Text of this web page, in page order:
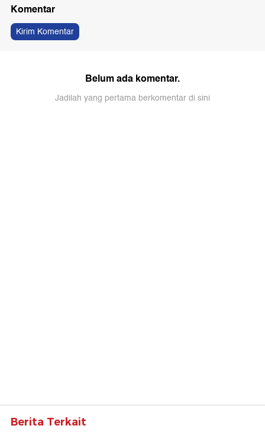
Komentar
Kirim Komentar
Belum ada komentar.
Jadilah yang pertama berkomentar di sini
Berita Terkait